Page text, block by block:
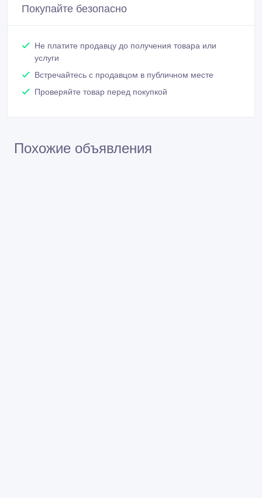
Покупайте безопасно
Не платите продавцу до получения товара или
услуги
Встречайтесь с продавцом в публичном месте
Проверяйте товар перед покупкой
Похожие объявления